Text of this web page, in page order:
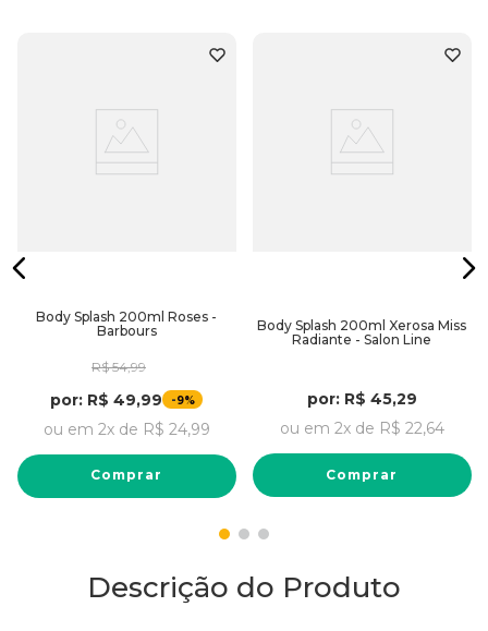
Body Splash 200ml Roses -
Barbours
R$ 54,99
por: R$ 49,99 -9%
ou em 2x de R$ 24,99
Comprar
Body Splash 200ml Xerosa Miss
Radiante - Salon Line
por: R$ 45,29
ou em 2x de R$ 22,64
Comprar
Descrição do Produto